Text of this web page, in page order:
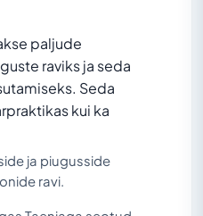
paljude
raviks ja seda
Seda
kui ka
ja piugusside
ravi.